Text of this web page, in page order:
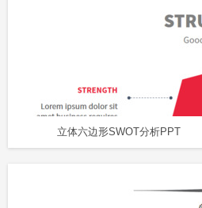
立体六边形SWOT分析PPT